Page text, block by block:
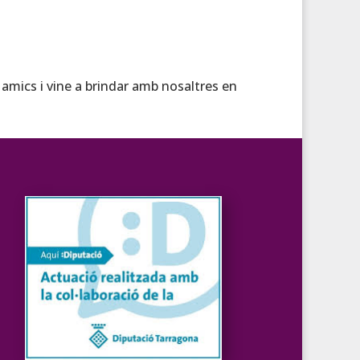
i vine a brindar amb nosaltres en